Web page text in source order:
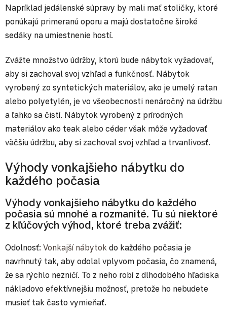
Napríklad jedálenské súpravy by mali mať stoličky, ktoré
ponúkajú primeranú oporu a majú dostatočne široké
sedáky na umiestnenie hostí.
Zvážte množstvo údržby, ktorú bude nábytok vyžadovať,
aby si zachoval svoj vzhľad a funkčnosť. Nábytok
vyrobený zo syntetických materiálov, ako je umelý ratan
alebo polyetylén, je vo všeobecnosti nenáročný na údržbu
a ľahko sa čistí. Nábytok vyrobený z prírodných
materiálov ako teak alebo céder však môže vyžadovať
väčšiu údržbu, aby si zachoval svoj vzhľad a trvanlivosť.
Výhody vonkajšieho nábytku do
každého počasia
Výhody vonkajšieho nábytku do každého
počasia sú mnohé a rozmanité. Tu sú niektoré
z kľúčových výhod, ktoré treba zvážiť:
Odolnosť: Vonkajší nábytok do každého počasia je
navrhnutý tak, aby odolal vplyvom počasia, čo znamená,
že sa rýchlo nezničí. To z neho robí z dlhodobého hľadiska
nákladovo efektívnejšiu možnosť, pretože ho nebudete
musieť tak často vymieňať.